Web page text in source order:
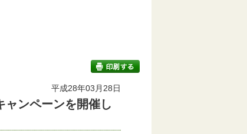
平成28年03月28日
ャンペーンを開催し